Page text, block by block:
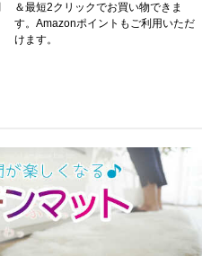
＆最短2クリックでお買い物できま
す。Amazonポイントもご利用いただ
けます。